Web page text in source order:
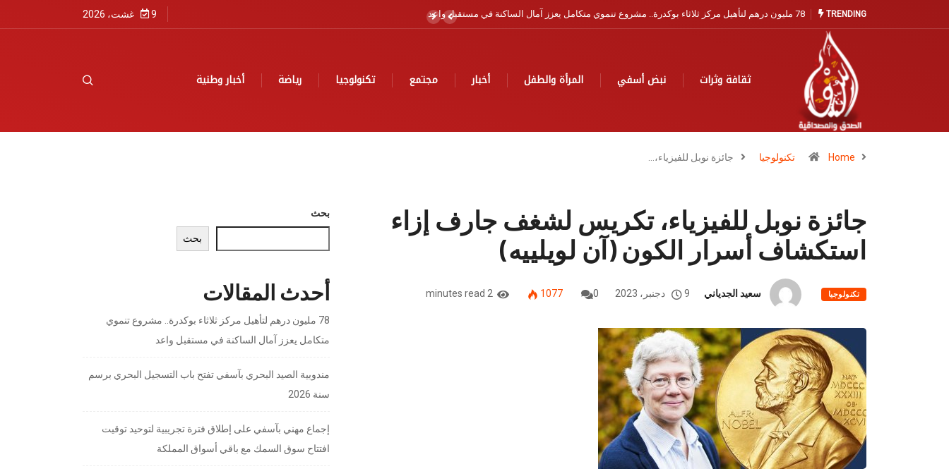
TRENDING مندوبية الصيد البحري بآسفي تفتح باب التسجيل البحري برسم سنة 2026 9 غشت، 2026
ثقافة وثرات نبض أسفي المرأة والطفل أخبار مجتمع تكنولوجيا رياضة أخبار وطنية
Home تكنولوجيا جائزة نوبل للفيزياء،…
جائزة نوبل للفيزياء، تكريس لشغف جارف إزاء
استكشاف أسرار الكون (آن لويلييه)
تكنولوجيا سعيد الجدياني 9 دجنبر، 2023 0
1077
2 minutes read
بحث
بحث
أحدث المقالات
78 مليون درهم لتأهيل مركز ثلاثاء بوكدرة.. مشروع تنموي
متكامل يعزز آمال الساكنة في مستقبل واعد
مندوبية الصيد البحري بآسفي تفتح باب التسجيل البحري برسم
سنة 2026
إجماع مهني بآسفي على إطلاق فترة تجريبية لتوحيد توقيت
افتتاح سوق السمك مع باقي أسواق المملكة